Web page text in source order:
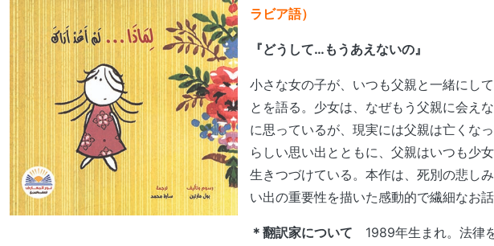
ラビア語）
『どうして…もうあえないの』
小さな女の子が、いつも父親と一緒にし
とを語る。少女は、なぜもう父親に会え
に思っているが、現実には父親は亡くな
らしい思い出とともに、父親はいつも少
生きつづけている。本作は、死別の悲し
い出の重要性を描いた感動的で繊細なお話
＊翻訳家について 1989年生まれ。法律